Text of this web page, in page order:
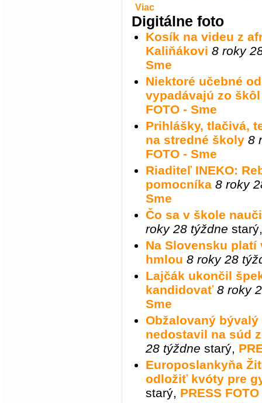
Viac
Digitálne foto
Kosík na videu z
Kaliňákovi 8 roky
Sme
Niektoré učebné
vypadávajú zo škôl
FOTO - Sme
Prihlášky, tlačivá,
na stredné školy 8
FOTO - Sme
Riaditeľ INEKO:
pomocníka 8 roky
Sme
Čo sa v škole
roky 28 týždne starý
Na Slovensku
hmlou 8 roky 28
Lajčák ukončil
kandidovať 8 roky
Sme
Obžalovaný
nedostavil na súd
28 týždne starý,
Europoslankyňa
odložiť kvóty pre
starý, PRESS